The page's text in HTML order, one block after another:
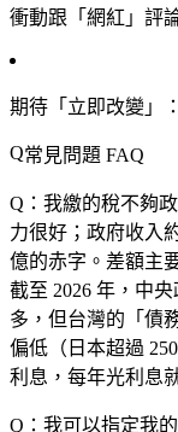
衝動跟「網紅」評
期待「立即改變」
常見問題 FAQ
Q：我繳的稅不夠
力很好；政府收入
億的赤字。差額主
截至 2026 年，中
多，但台灣的「債
偏低（日本超過
利息，每年光利息
Q：我可以指定我